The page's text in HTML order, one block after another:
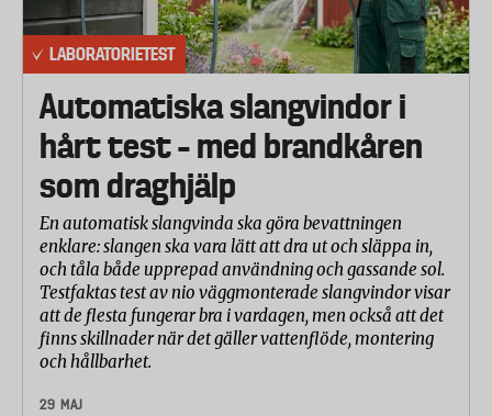
Här testades strumpornas förmåga att stå emot
påfrestningar när man trär på den på benen eller
drar i den. Strumporna utsattes för ett ökande tryck
från en sju kvadratmeter stor, cirkelformad
gummiskiva. Det uppmätta trycket i kPa (kraft per
ytenhet) då strumpan brast noterades liksom hur
många millimeter som strumpan då hade töjts ut.
Här spelar både tygets styrka och töjbarhet in. En
strumpa med svagare tyg kan kompensera detta
genom att vara mer töjbar.
Utseendeförändring efter nötning
Här testades hur bra strumporna klarar av att hålla
LABORATORIETEST
Automatiska slangvindor i
hårt test – med brandkåren
som draghjälp
En automatisk slangvinda ska göra bevattningen
enklare: slangen ska vara lätt att dra ut och släppa in,
och tåla både upprepad användning och gassande sol.
Testfaktas test av nio väggmonterade slangvindor visar
att de flesta fungerar bra i vardagen, men också att det
finns skillnader när det gäller vattenflöde, montering
och hållbarhet.
29 MAJ